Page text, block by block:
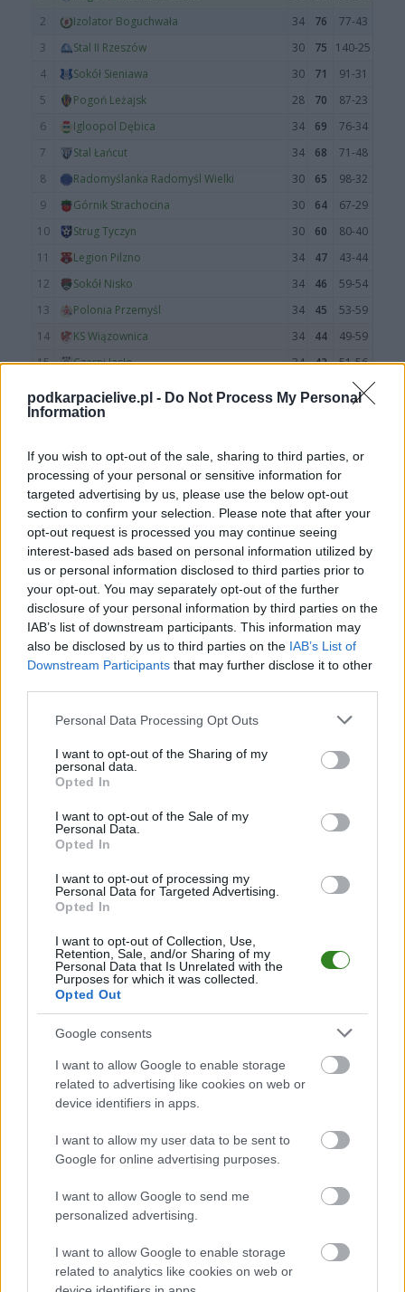
podkarpacielive.pl - Do Not Process My Personal
Information
If you wish to opt-out of the sale, sharing to third parties, or
processing of your personal or sensitive information for
targeted advertising by us, please use the below opt-out
section to confirm your selection. Please note that after your
opt-out request is processed you may continue seeing
interest-based ads based on personal information utilized by
us or personal information disclosed to third parties prior to
your opt-out. You may separately opt-out of the further
disclosure of your personal information by third parties on the
IAB’s list of downstream participants. This information may
also be disclosed by us to third parties on the IAB’s List of
Downstream Participants that may further disclose it to other
Please note that this website/app uses one or more Google
not limited to your visit or usage behaviour. You may click to
grant or deny consent to Google and its third-party tags to
use your data for below specified purposes in below Google
consent section.
Personal Data Processing Opt Outs
I want to opt-out of the Sharing of my
personal data.
Opted In
I want to opt-out of the Sale of my
Personal Data.
Opted In
I want to opt-out of processing my
Personal Data for Targeted Advertising.
Opted In
I want to opt-out of Collection, Use,
Retention, Sale, and/or Sharing of my
Personal Data that Is Unrelated with the
Purposes for which it was collected.
Opted Out
Google consents
I want to allow Google to enable storage
related to advertising like cookies on web or
device identifiers in apps.
I want to allow my user data to be sent to
Google for online advertising purposes.
I want to allow Google to send me
personalized advertising.
I want to allow Google to enable storage
related to analytics like cookies on web or
Więcej o meczu: Karpaty Krosno - Błękitni Ropczyce
Więcej o lidze:IV liga podkarpacka
CZYTAJ TAKŻE
2026-06-03 21:01
Blamaż "Morsów" z
ostanim zespołem w
tabeli
2026-06-03 22:06
KS Wiązownica łeb
w łeb z Czarnymi
Czarni Jasło - Legion
Pilzno transmisja na
żywo. Gdzie
oglądać?
(08.08.2026)
KOMENTARZE
⚠
Teraz komentarze są domyślnie ukryte, aby
poprawić komfort korzystania z serwisu. Kliknij
przycisk „Zobacz komentarze”, aby je wyświetlić i
NASTĘPNY ARTYKUŁ